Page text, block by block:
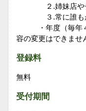
２.姉妹店やチ
３.常に誰もが
・年度（毎年４
容の変更はできませ
登録料
無料
受付期間